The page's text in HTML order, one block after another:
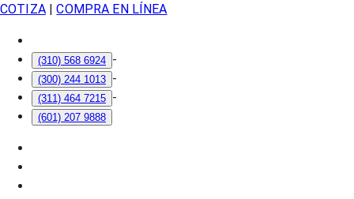
COTIZA| COMPRA EN LÍNEA
(310) 568 6924 -
(300) 244 1013 -
(311) 464 7215 -
(601) 207 9888